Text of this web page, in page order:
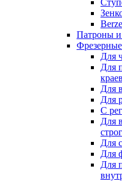
Патроны и
Для
Для
Для
Для
С
Для
Для
Для
Для